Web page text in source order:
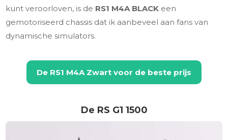
kunt veroorloven, is de RS1 M4A BLACK een
gemotoriseerd chassis dat ik aanbeveel aan fans van
dynamische simulators.
De RS1 M4A Zwart voor de beste prijs
De RS G1 1500